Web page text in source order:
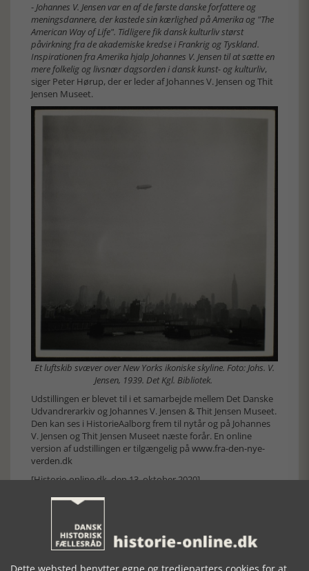
-Johannes V. Jensen var en af de første danske forfattere og
meningsdannere, der kastede sin kærlighed på Amerika og "The
American Way of Life". Tidligere fik dansk kulturliv størst
påvirkning fra de akademiske kredse i Frankrig og Tyskland.
Inspirationen fra Amerika hjalp Johannes V. Jensen til at sætte en
mere folkelig og livsnær dagsorden i dansk kunst- og kulturliv,
siger Peter Hørup, der er leder af Johannes V. Jensen og Thit
Jensen Museet.
Et luftskib svæver over New Yorks ikoniske skyline. Foto: Johs. V.
Jensen, 1939. Det Kgl. Bibliotek.
Udstillingen er blevet til i et samarbejde mellem Det Danske
Udvandrerarkiv og Johannes V. Jensen & Thit Jensen Museet.
Den kan ses i HistorieAalborg frem til nytår og på Johannes
V. Jensen og Thit Jensen Museet næste forår. En online
version af udstillingen er tilgængelig på www.fra-den-nye-
verden.dk
[Historie-online.dk, den 13. oktober 2020]
Dette websted benytter egne og tredjeparters cookies for at